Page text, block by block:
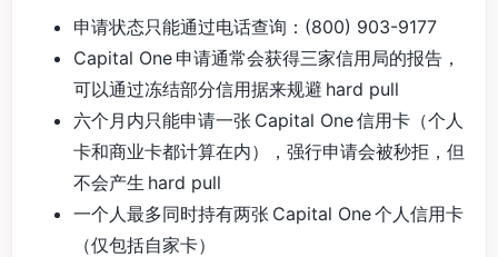
申请状态只能通过电话查询：(800) 903-9177
Capital One 申请通常会获得三家信用局的报告，
可以通过冻结部分信用据来规避 hard pull
六个月内只能申请一张 Capital One 信用卡（个人
卡和商业卡都计算在内），强行申请会被秒拒，但
不会产生 hard pull
一个人最多同时持有两张 Capital One 个人信用卡
（仅包括自家卡）